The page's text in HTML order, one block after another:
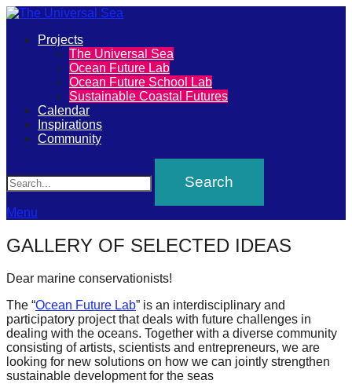
The
Universal
Sea
Join
our
movement
to
push
positive
futures
of
our
oceans
forward!
Primary
Projects
The Universal Sea
Ocean Future Lab
Ocean Future School Lab
Sustainable Coastal Futures
Calendar
Inspirations
Community
Menu
GALLERY OF SELECTED IDEAS
Dear marine conservationists!
The “Ocean Future Lab” is an interdisciplinary and
participatory project that deals with future challenges in
dealing with the oceans. Together with a diverse community
consisting of artists, scientists and entrepreneurs, we are
looking for new solutions on how we can jointly strengthen
sustainable development for the seas